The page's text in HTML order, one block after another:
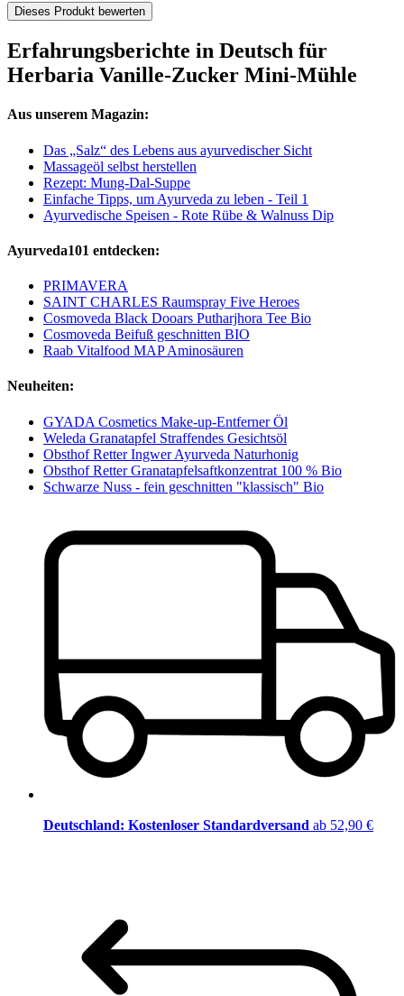
Dieses Produkt bewerten
Erfahrungsberichte in Deutsch für
Herbaria Vanille-Zucker Mini-Mühle
Aus unserem Magazin:
Das „Salz“ des Lebens aus ayurvedischer Sicht
Massageöl selbst herstellen
Rezept: Mung-Dal-Suppe
Einfache Tipps, um Ayurveda zu leben - Teil 1
Ayurvedische Speisen - Rote Rübe & Walnuss Dip
Ayurveda101 entdecken:
PRIMAVERA
SAINT CHARLES Raumspray Five Heroes
Cosmoveda Black Dooars Putharjhora Tee Bio
Cosmoveda Beifuß geschnitten BIO
Raab Vitalfood MAP Aminosäuren
Neuheiten:
GYADA Cosmetics Make-up-Entferner Öl
Weleda Granatapfel Straffendes Gesichtsöl
Obsthof Retter Ingwer Ayurveda Naturhonig
Obsthof Retter Granatapfelsaftkonzentrat 100 % Bio
Schwarze Nuss - fein geschnitten "klassisch" Bio
Deutschland: Kostenloser Standardversand ab 52,90 €